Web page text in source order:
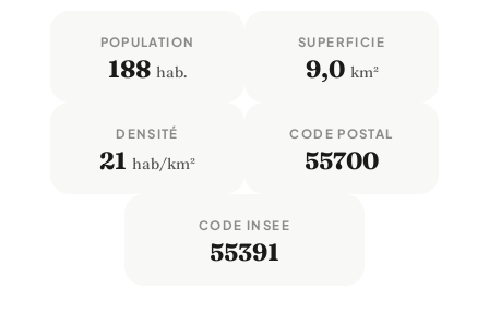
POPULATION
188 hab.
SUPERFICIE
9,0 km²
DENSITÉ
21 hab/km²
CODE POSTAL
55700
CODE INSEE
55391